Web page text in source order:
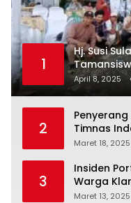
1
Hj. Susi
Halal
April 8, 2025
2
Timnas
Maret 18, 2025
3
Insiden
Warga
yang
Maret 13, 2025